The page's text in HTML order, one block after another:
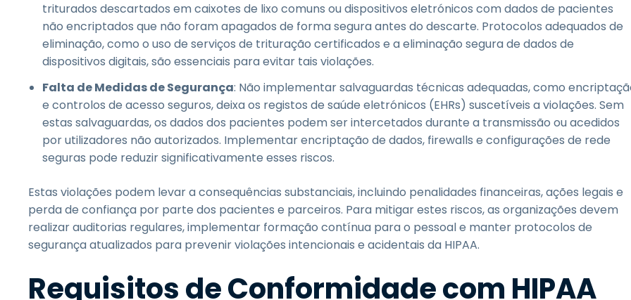
triturados descartados em caixotes de lixo comuns ou dispositivos eletrónicos com dados de pacientes
não encriptados que não foram apagados de forma segura antes do descarte. Protocolos adequados de
eliminação, como o uso de serviços de trituração certificados e a eliminação segura de dados de
dispositivos digitais, são essenciais para evitar tais violações.
Falta de Medidas de Segurança: Não implementar salvaguardas técnicas adequadas, como
e controlos de acesso seguros, deixa os registos de saúde eletrónicos (EHRs) suscetíveis a violações. Sem
estas salvaguardas, os dados dos pacientes podem ser intercetados durante a transmissão ou acedidos
por utilizadores não autorizados. Implementar encriptação de dados, firewalls e configurações de rede
seguras pode reduzir significativamente esses riscos.
Estas violações podem levar a consequências substanciais, incluindo penalidades financeiras, ações legais e
perda de confiança por parte dos pacientes e parceiros. Para mitigar estes riscos, as organizações devem
realizar auditorias regulares, implementar formação contínua para o pessoal e manter protocolos de
segurança atualizados para prevenir violações intencionais e acidentais da HIPAA.
Requisitos de Conformidade com HIPAA